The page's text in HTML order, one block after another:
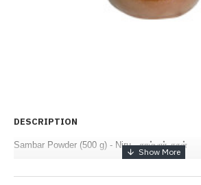
DESCRIPTION
Sambar Powder (500 g) - Niru - சாம்பார் தூள்